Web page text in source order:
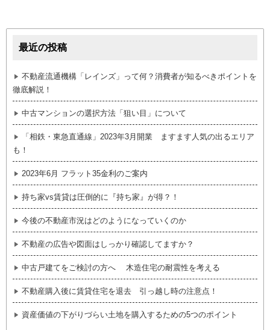
最近の投稿
不動産流通機構「レインズ」って何？消費者が知るべきポイントを
徹底解説！
中古マンションの選択方法「狙い目」について
「相鉄・東急直通線」2023年3月開業 ますます人気の出るエリア
も！
2023年6月 フラット35金利のご案内
持ち家vs賃貸は圧倒的に『持ち家』が得？！
今後の不動産市況はどのようになっていくのか
不動産の広告や図面はしっかり確認してますか？
中古戸建てをご検討の方へ 木造住宅の耐震性を考える
不動産購入後に賃貸住宅を退去 引っ越し時の注意点！
資産価値の下がりづらい土地を購入するための5つのポイント